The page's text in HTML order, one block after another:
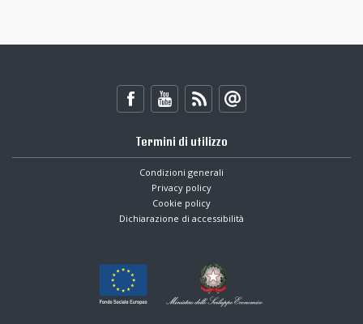
Termini di utilizzo
Condizioni generali
Privacy policy
Cookie policy
Dichiarazione di accessibilità